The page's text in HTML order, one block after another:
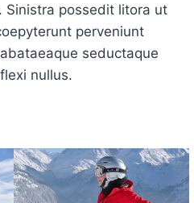
Sinistra possedit litora ut
perveniunt
seductaque
nullus.